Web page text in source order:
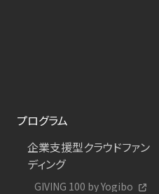
プログラム
企業支援型クラウドファン
ディング
GIVING 100 by Yogibo